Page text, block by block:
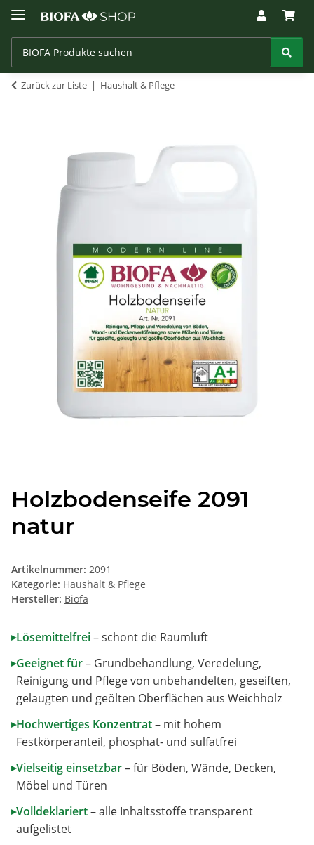
Zurück zur Liste Haushalt & Pflege
Holzbodenseife 2091
natur
Artikelnummer: 2091
Kategorie: Haushalt & Pflege
Hersteller: Biofa
▸Lösemittelfrei–schont die Raumluft
▸Geeignet für– Grundbehandlung, Veredelung,
Reinigung und Pflege von unbehandelten, geseiften,
gelaugten und geölten Oberflächen aus Weichholz
▸Hochwertiges Konzentrat– mit hohem
Festkörperanteil, phosphat- und sulfatfrei
▸Vielseitig einsetzbar–für Böden, Wände, Decken,
Möbel und Türen
▸Volldeklariert–alle Inhaltsstoffe transparent
aufgelistet